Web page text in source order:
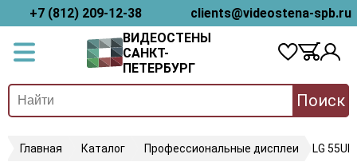
+7 (812) 209-12-38
clients@videostena-spb.ru
ВИДЕОСТЕНЫ
САНКТ-
ПЕТЕРБУРГ
Поиск
Главная Каталог Профессиональные дисплеи LG